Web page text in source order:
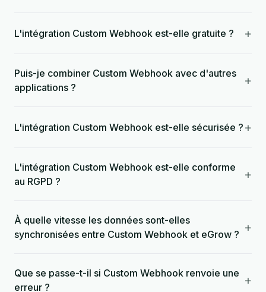
L'intégration Custom Webhook est-elle gratuite ? +
Puis-je combiner Custom Webhook avec d'autres
applications ?
+
L'intégration Custom Webhook est-elle sécurisée ? +
L'intégration Custom Webhook est-elle conforme
au RGPD ?
+
À quelle vitesse les données sont-elles
synchronisées entre Custom Webhook et eGrow ? +
Que se passe-t-il si Custom Webhook renvoie une
erreur ?
+